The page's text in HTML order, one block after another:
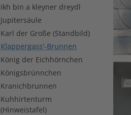
Ikh bin a kleyner dreydl
Jupitersäule
Karl der Große (Standbild)
Klappergass'-Brunnen
König der Eichhörnchen
Königsbrünnchen
Kranichbrunnen
Kuhhirtenturm
(Hinweistafel)